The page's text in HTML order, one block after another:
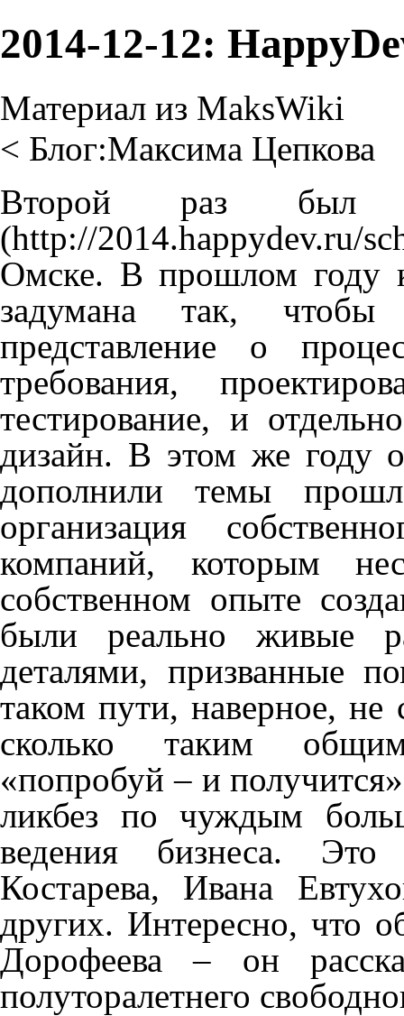
2014-12-12:
Материал из MaksWiki
< Блог:Максима Цепкова
Второй раз
Омске. В прошлом году
задумана так, чтобы
представление о
требования,
тестирование, и
дизайн. В этом же году
дополнили темы
организация
компаний, которым
собственном опыте
были реально живые
деталями, призванные
таком пути, наверное, не
сколько таким
«попробуй – и
ликбез по чуждым
ведения бизнеса.
Костарева, Ивана
других. Интересно, что
Дорофеева – он
полуторалетнего